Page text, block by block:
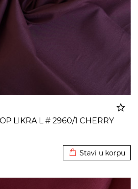
LIKRA L # 2960/1 CHERRY
Stavi u korpu